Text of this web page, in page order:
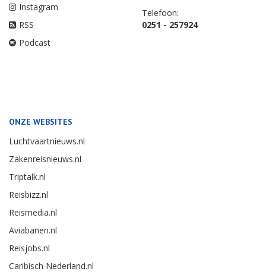
Instagram
RSS
Podcast
Telefoon:
0251 - 257924
ONZE WEBSITES
Luchtvaartnieuws.nl
Zakenreisnieuws.nl
Triptalk.nl
Reisbizz.nl
Reismedia.nl
Aviabanen.nl
Reisjobs.nl
Caribisch Nederland.nl